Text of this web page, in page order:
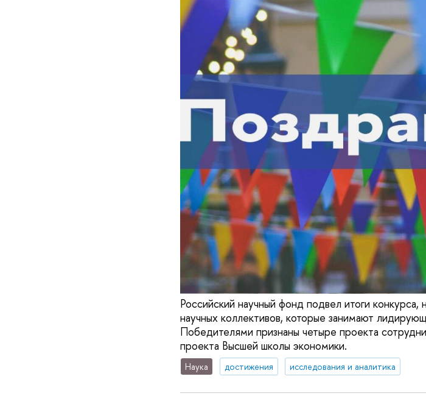
Российский научный фонд подвел итоги
научных коллективов, которые занимают
Победителями признаны четыре проекта
проекта Высшей школы экономики.
Наука достижения исследования и аналитика